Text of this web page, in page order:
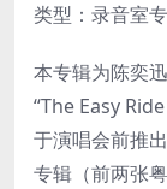
类型：录音室
本专辑为陈奕
“The Easy
于演唱会前推
专辑（前两张